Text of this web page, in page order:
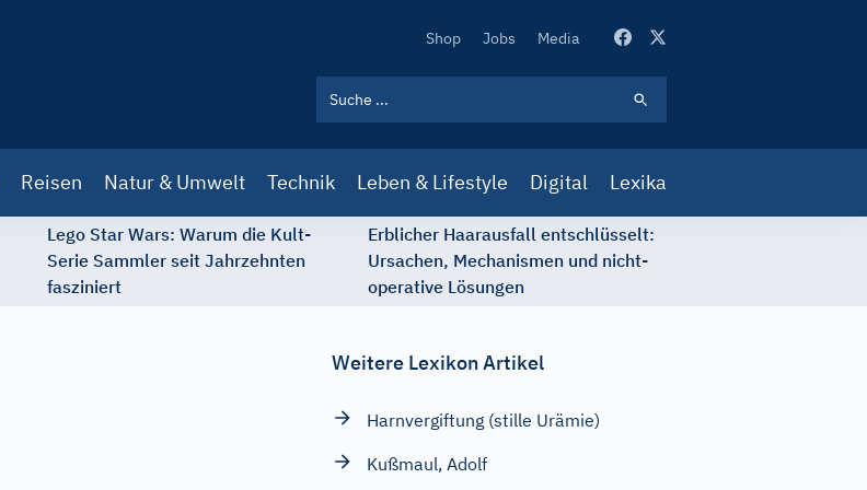
Secondary
Shop Jobs Media
Reisen Natur & Umwelt Technik Leben & Lifestyle Digital Lexika
Lego Star Wars: Warum die Kult-
Serie Sammler seit Jahrzehnten
fasziniert
Erblicher Haarausfall entschlüsselt:
Ursachen, Mechanismen und nicht-
operative Lösungen
Weitere Lexikon Artikel
Harnvergiftung (stille Urämie)
Kußmaul, Adolf